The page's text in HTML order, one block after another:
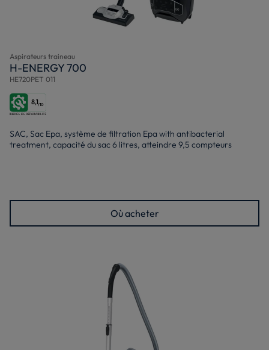
Aspirateurs traineau
H-ENERGY 700
HE720PET 011
8,1/10
SAC, Sac Epa, système de filtration Epa with antibacterial
treatment, capacité du sac 6 litres, atteindre 9,5 compteurs
Où acheter